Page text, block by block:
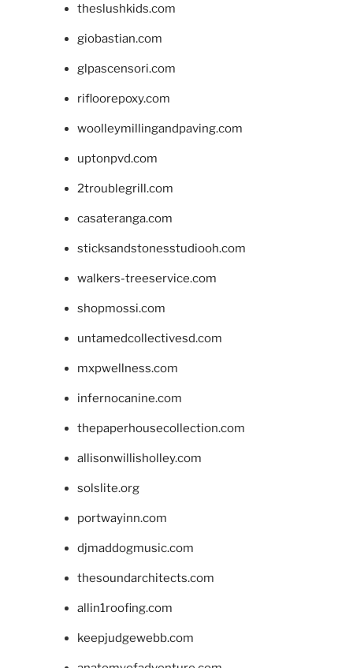
theslushkids.com
giobastian.com
glpascensori.com
rifloorepoxy.com
woolleymillingandpaving.com
uptonpvd.com
2troublegrill.com
casateranga.com
sticksandstonesstudiooh.com
walkers-treeservice.com
shopmossi.com
untamedcollectivesd.com
mxpwellness.com
infernocanine.com
thepaperhousecollection.com
allisonwillisholley.com
solslite.org
portwayinn.com
djmaddogmusic.com
thesoundarchitects.com
allin1roofing.com
keepjudgewebb.com